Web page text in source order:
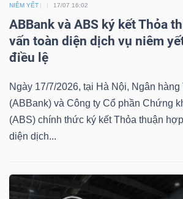
NIÊM YẾT 17/07 16:02
ABBank và ABS ký kết Thỏa
vấn toàn diện dịch vụ niêm
điều lệ
Ngày 17/7/2026, tại Hà Nội, Ngân hàng
(ABBank) và Công ty Cổ phần Chứng
(ABS) chính thức ký kết Thỏa thuận
diện dịch...
(-)
cáo
phân
tích
(-)
Thuật